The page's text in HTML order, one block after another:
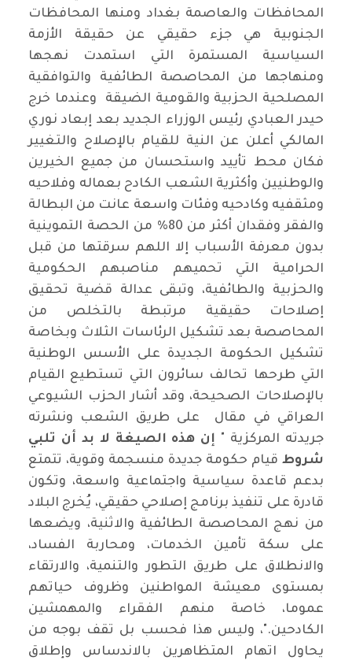
المحافظات والعاصمة بغداد ومنها المحافظات
الجنوبية هي جزء حقيقي عن حقيقة الأزمة
السياسية المستمرة التي استمدت نهجها
ومنهاجها من المحاصصة الطائفية والتوافقية
المصلحية الحزبية والقومية الضيقة وعندما خرج
حيدر العبادي رئيس الوزراء الجديد بعد إبعاد نوري
المالكي أعلن عن النية للقيام بالإصلاح والتغيير
فكان محط تأييد واستحسان من جميع الخيرين
والوطنيين وأكثرية الشعب الكادح بعماله وفلاحيه
ومثقفيه وكادحيه وفئات واسعة عانت من البطالة
والفقر وفقدان أكثر من 80% من الحصة التموينية
بدون معرفة الأسباب إلا اللهم سرقتها من قبل
الحرامية التي تحميهم مناصبهم الحكومية
والحزبية والطائفية، وتبقى عدالة قضية تحقيق
إصلاحات حقيقية مرتبطة بالتخلص من
المحاصصة بعد تشكيل الرئاسات الثلاث وبخاصة
تشكيل الحكومة الجديدة على الأسس الوطنية
التي طرحها تحالف سائرون التي تستطيع القيام
بالإصلاحات الصحيحة، وقد أشار الحزب الشيوعي
العراقي في مقال على طريق الشعب ونشرته
جريدته المركزية "
إن هذه الصيغة لا بد أن تلبي
شروط قيام حكومة جديدة منسجمة وقوية، تتمتع
بدعم قاعدة سياسية واجتماعية واسعة، وتكون
قادرة على تنفيذ برنامج إصلاحي حقيقي، يُخرج البلاد
من نهج المحاصصة الطائفية والاثنية، ويضعها
على سكة تأمين الخدمات، ومحاربة الفساد،
والانطلاق على طريق التطور والتنمية، والارتقاء
بمستوى معيشة المواطنين وظروف حياتهم
عموما، خاصة منهم الفقراء والمهمشين
الكادحين."، وليس هذا فحسب بل تقف بوجه من
يحاول اتهام المتظاهرين بالاندساس وإطلاق